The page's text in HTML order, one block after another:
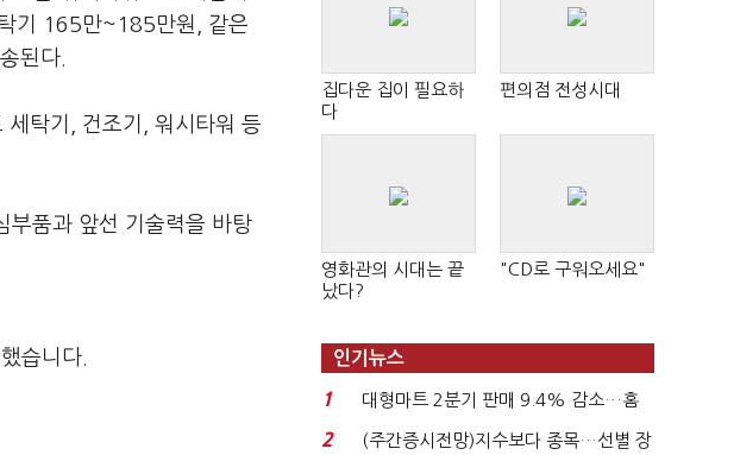
기 165만~185만원, 같은
된다.
탁기, 건조기, 워시타워 등
부품과 앞선 기술력을 바탕
습니다.
집다운 집이 필요하
다
편의점 전성시대
영화관의 시대는 끝
났다?
"CD로 구워오세요"
인기뉴스
1
대형마트 2분기 판매 9.4% 감소…홈
플러스 사태 여파...
2
(주간증시전망)지수보다 종목…선별 장